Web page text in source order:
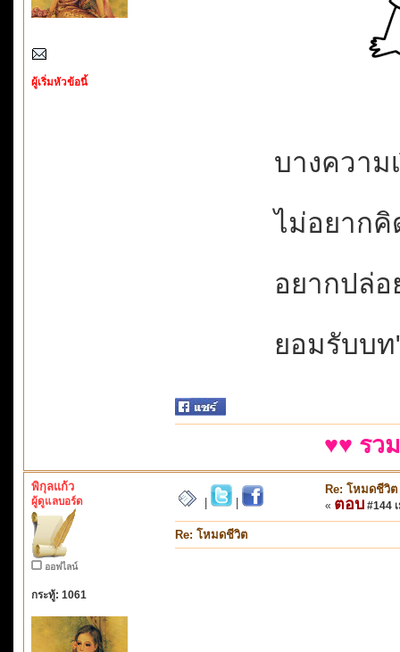
ผู้เริ่มหัวข้อนี้
บางความ
ไม่อยากคิ
อยากปล่อ
ยอมรับบท
♥♥ รว
พิกุลแก้ว
ผู้ดูแลบอร์ด
ออฟไลน์
กระทู้: 1061
Re: โหมดชีวิต
« ตอบ #144
Re: โหมดชีวิต